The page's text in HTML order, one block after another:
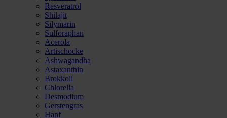
Resveratrol
Shilajit
Silymarin
Sulforaphan
Acerola
Artischocke
Ashwagandha
Astaxanthin
Brokkoli
Chlorella
Desmodium
Gerstengras
Hanf